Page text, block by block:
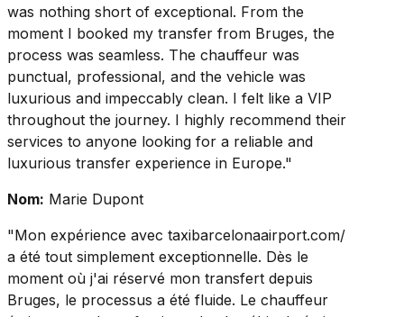
was nothing short of exceptional. From the
moment I booked my transfer from Bruges, the
process was seamless. The chauffeur was
punctual, professional, and the vehicle was
luxurious and impeccably clean. I felt like a VIP
throughout the journey. I highly recommend their
services to anyone looking for a reliable and
luxurious transfer experience in Europe."
Nom: Marie Dupont
"Mon expérience avec taxibarcelonaairport.com/
a été tout simplement exceptionnelle. Dès le
moment où j'ai réservé mon transfert depuis
Bruges, le processus a été fluide. Le chauffeur